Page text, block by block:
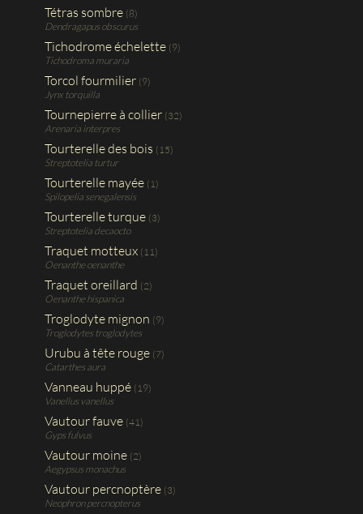
Tétras sombre (8)
Dendragapus obscurus
Tichodrome échelette (9)
Tichodroma muraria
Torcol fourmilier (9)
Jynx torquilla
Tournepierre à collier (32)
Arenaria interpres
Tourterelle des bois (15)
Streptotelia turtur
Tourterelle mayée (1)
Spilopelia senegalensis
Tourterelle turque (3)
Streptotelia decaocto
Traquet motteux (11)
Oenanthe oenanthe
Traquet oreillard (2)
Oenanthe hispanica
Troglodyte mignon (9)
Troglodytes troglodytes
Urubu à tête rouge (7)
Catarthes aura
Vanneau huppé (19)
Vanellus vanellus
Vautour fauve (41)
Gyps fulvus
Vautour moine (2)
Aegypsus monachus
Vautour percnoptère (3)
Neophron percnopterus